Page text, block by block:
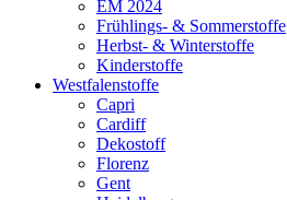
EM 2024
Frühlings- & Sommerstoffe
Herbst- & Winterstoffe
Kinderstoffe
Westfalenstoffe
Capri
Cardiff
Dekostoff
Florenz
Gent